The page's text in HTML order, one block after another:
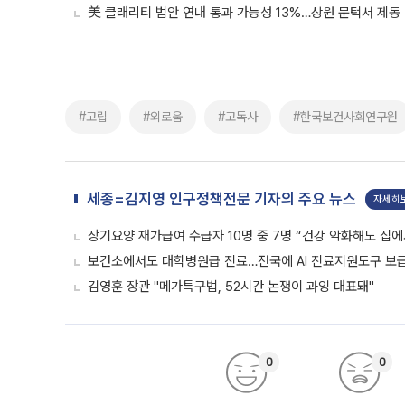
美 클래리티 법안 연내 통과 가능성 13%…상원 문턱서 제동
#고립 #외로움 #고독사 #한국보건사회연구원
세종=김지영 인구정책전문 기자의 주요 뉴스 자세히
장기요양 재가급여 수급자 10명 중 7명 “건강 악화해도 집에
보건소에서도 대학병원급 진료…전국에 AI 진료지원도구 보
김영훈 장관 "메가특구법, 52시간 논쟁이 과잉 대표돼"
0 0